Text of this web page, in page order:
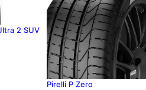
2 SUV
Pirelli P Zero